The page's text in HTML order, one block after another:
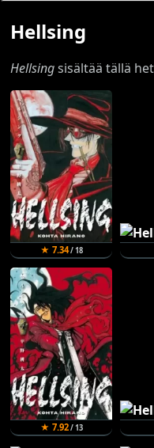
Hellsing
Hellsingsisältää tällä
★ 7.34/ 18
★ 7.92/ 13